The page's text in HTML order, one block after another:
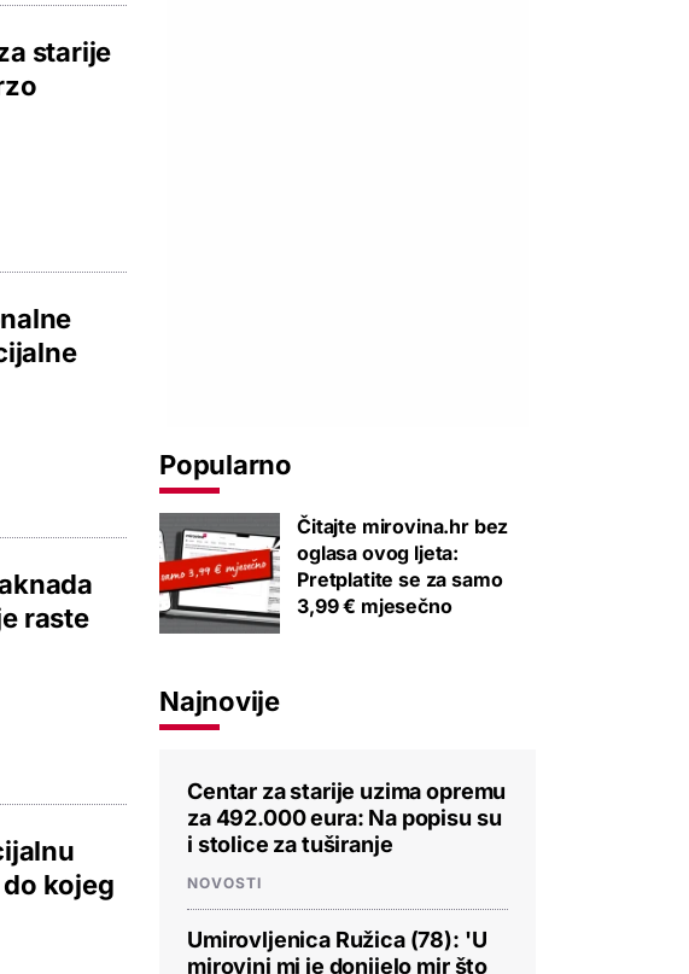
starije
raste
kojeg
Popularno
Čitajte mirovina.hr bez
oglasa ovog ljeta:
Pretplatite se za samo
3,99 € mjesečno
Najnovije
Centar za starije uzima opremu
za 492.000 eura: Na popisu su
i stolice za tuširanje
NOVOSTI
Umirovljenica Ružica (78): 'U
mirovini mi je donijelo mir što